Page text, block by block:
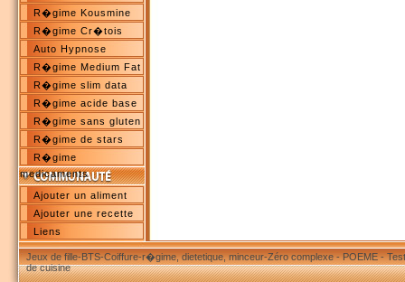
R�gime Kousmine
R�gime Cr�tois
Auto Hypnose
R�gime Medium Fat
R�gime slim data
R�gime acide base
R�gime sans gluten
R�gime de stars
R�gime
medicaments
Ajouter un aliment
Ajouter une recette
Liens
Jeux de fille-BTS-Coiffure-r�gime, dietetique, minceur-Zéro complexe-POEME-
de cuisine